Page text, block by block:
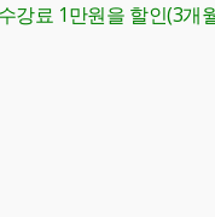
강료 1만원을 할인(3개